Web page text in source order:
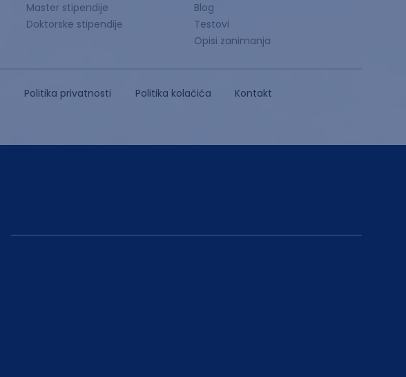
Master stipendije
Doktorske stipendije
Blog
Testovi
Opisi zanimanja
Politika privatnosti Politika kolačića Kontakt